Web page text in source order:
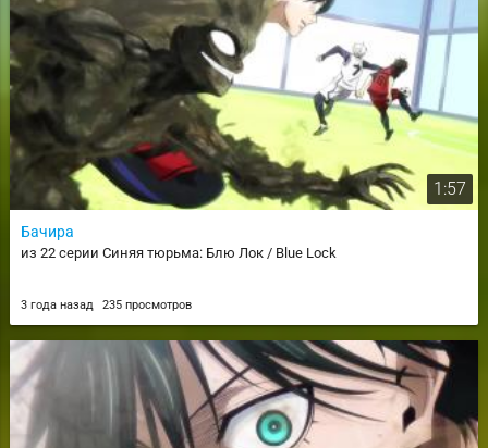
1:57
Бачира
из 22 серии Синяя тюрьма: Блю Лок / Blue Lock
3 года назад 235 просмотров